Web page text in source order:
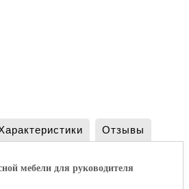
Отзывы
мебели для руководителя